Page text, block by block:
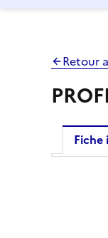
Retour
Fiche